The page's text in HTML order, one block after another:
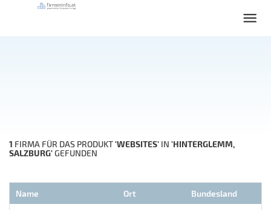
1 FIRMA FÜR DAS PRODUKT'WEBSITES' IN 'HINTERGLEMM,
SALZBURG'GEFUNDEN
Name Ort Bundesland